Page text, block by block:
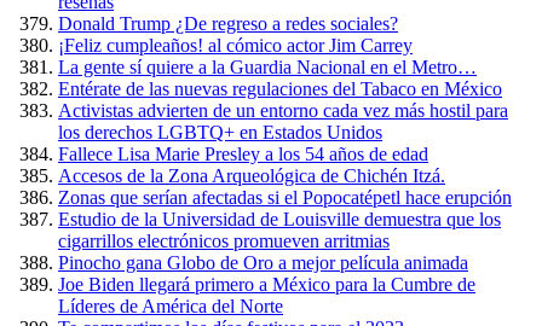
Donald Trump ¿De regreso a redes sociales?
¡Feliz cumpleaños! al cómico actor Jim Carrey
La gente sí quiere a la Guardia Nacional en el Metro…
Entérate de las nuevas regulaciones del Tabaco en México
Activistas advierten de un entorno cada vez más hostil para
los derechos LGBTQ+ en Estados Unidos
Fallece Lisa Marie Presley a los 54 años de edad
Accesos de la Zona Arqueológica de Chichén Itzá.
Zonas que serían afectadas si el Popocatépetl hace erupción
Estudio de la Universidad de Louisville demuestra que los
cigarrillos electrónicos promueven arritmias
Pinocho gana Globo de Oro a mejor película animada
Joe Biden llegará primero a México para la Cumbre de
Líderes de América del Norte